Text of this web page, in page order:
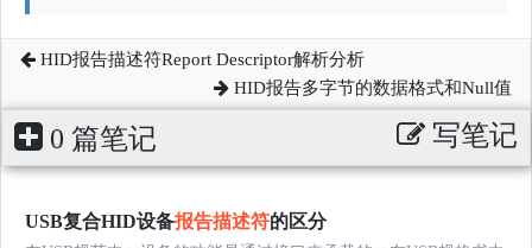
HID报告描述符Report Descriptor解析分析
HID报告多字节的数据格式和Null值
0 篇笔记 写笔记
USB复合HID设备报告描述符的区分